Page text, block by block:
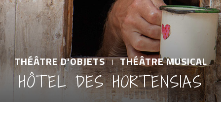
THÉÂTRE D'OBJETS THÉÂTRE MUSICAL
HÔTEL DES HORTENSIAS